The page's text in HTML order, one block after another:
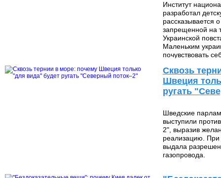
Институт
разработал
рассказывается
запрещенной на
Украинской
Маленьким
почувствовать
Сквозь
Швеция
ругать
Шведские
выступили
2", выразив
реализацию.
выдала
газопровода.